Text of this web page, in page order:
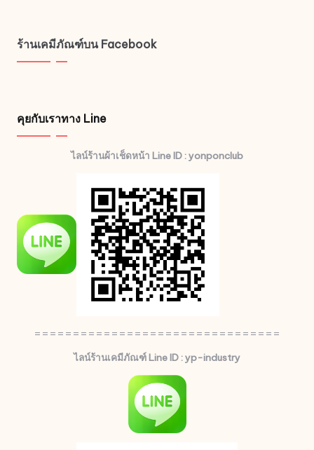
ร้านเคมีภัณฑ์บน Facebook
คุยกับเราทาง Line
ไลน์ร้านผ้าเช็ดหน้า Line ID : yonponclub
================================
ไลน์ร้านเคมีภัณฑ์ Line ID : yp-industry